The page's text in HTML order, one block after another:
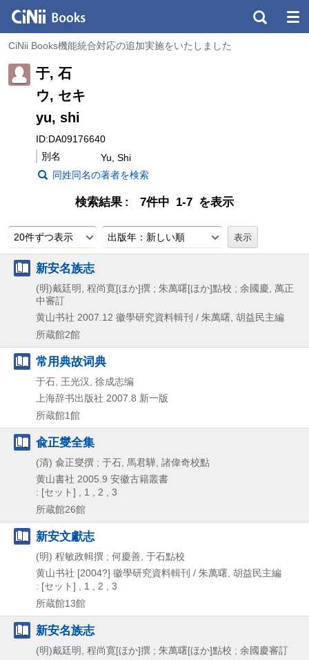
CiNii Books機能統合対応の追加実施をいたしました
于, 石
ウ, セキ
yu, shi
ID:DA09176640
別名
Yu, Shi
同姓同名の著者を検索
検索結果 7件中 1-7 を表示
20件ずつ表示 出版年：新しい順
新安名族志
(明)戴廷明, 程尚寛[ほか]撰 ; 朱萬曙[ほか]點校 ; 余國慶, 萬正
中審訂
黄山书社 2007.12 徽學研究資料輯刊 / 朱萬曙, 胡益民主編
所蔵館2館
常用典故词典
于石, 王光汉, 徐成志编
上海辞书出版社 2007.8 新一版
所蔵館1館
兪正燮全集
(清) 兪正燮撰 ; 于石, 馬君驊, 諸偉奇校點
黄山書社 2005.9 安徽古籍叢書
: [セット] , 1 , 2 , 3
所蔵館26館
新安文獻志
(明) 程敏政輯撰 ; 何慶善, 于石點校
黄山书社 [2004?] 徽學研究資料輯刊 / 朱萬曙, 胡益民主編
: [セット] , 1 , 2 , 3
所蔵館13館
新安名族志
(明)戴廷明, 程尚寛[ほか]撰 ; 朱萬曙[ほか]點校 ; 余國慶審訂